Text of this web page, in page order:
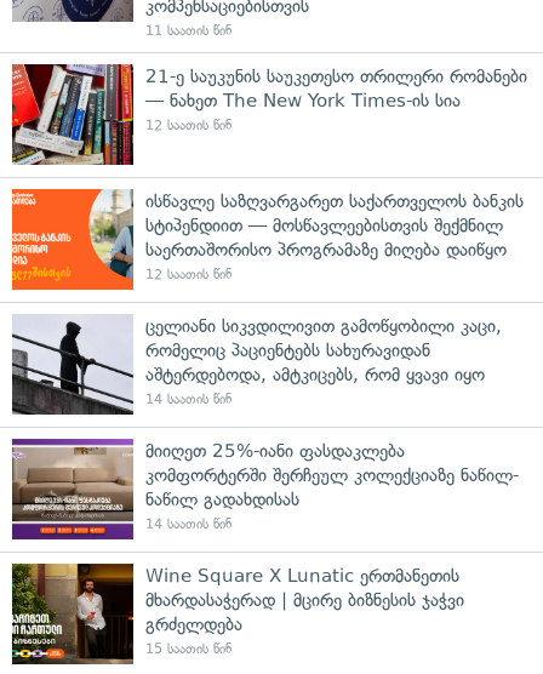
კომპენსაციებისთვის
11 საათის წინ
21-ე საუკუნის საუკეთესო თრილერი რომანები
— ნახეთ The New York Times-ის სია
12 საათის წინ
ისწავლე საზღვარგარეთ საქართველოს ბანკის
სტიპენდიით — მოსწავლეებისთვის შექმნილ
საერთაშორისო პროგრამაზე მიღება დაიწყო
12 საათის წინ
ცელიანი სიკვდილივით გამოწყობილი კაცი,
რომელიც პაციენტებს სახურავიდან
აშტერდებოდა, ამტკიცებს, რომ ყვავი იყო
14 საათის წინ
მიიღეთ 25%-იანი ფასდაკლება
კომფორტერში შერჩეულ კოლექციაზე ნაწილ-
ნაწილ გადახდისას
14 საათის წინ
Wine Square X Lunatic ერთმანეთის
მხარდასაჭერად | მცირე ბიზნესის ჯაჭვი
გრძელდება
15 საათის წინ